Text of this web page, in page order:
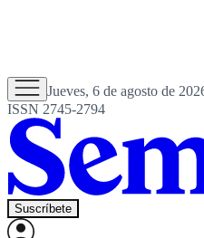
Jueves, 6 de agosto de
ISSN 2745-2794
Suscríbete